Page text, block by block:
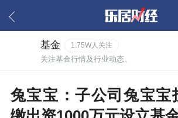
基金 1.75W人关注
关注基金行情及行业动态。
兔宝宝：子公司兔宝宝